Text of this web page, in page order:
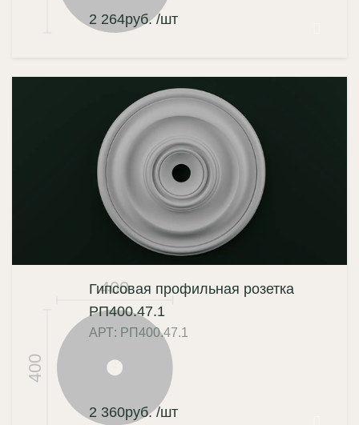
2 264руб. /шт
400
400
Гипсовая профильная розетка
РП400.47.1
АРТ: РП400.47.1
2 360руб. /шт